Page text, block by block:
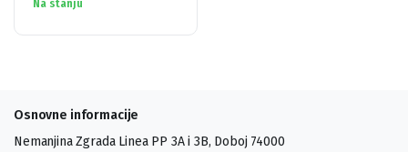
Na stanju
Osnovne informacije
Nemanjina Zgrada Linea PP 3A i 3B, Doboj 74000